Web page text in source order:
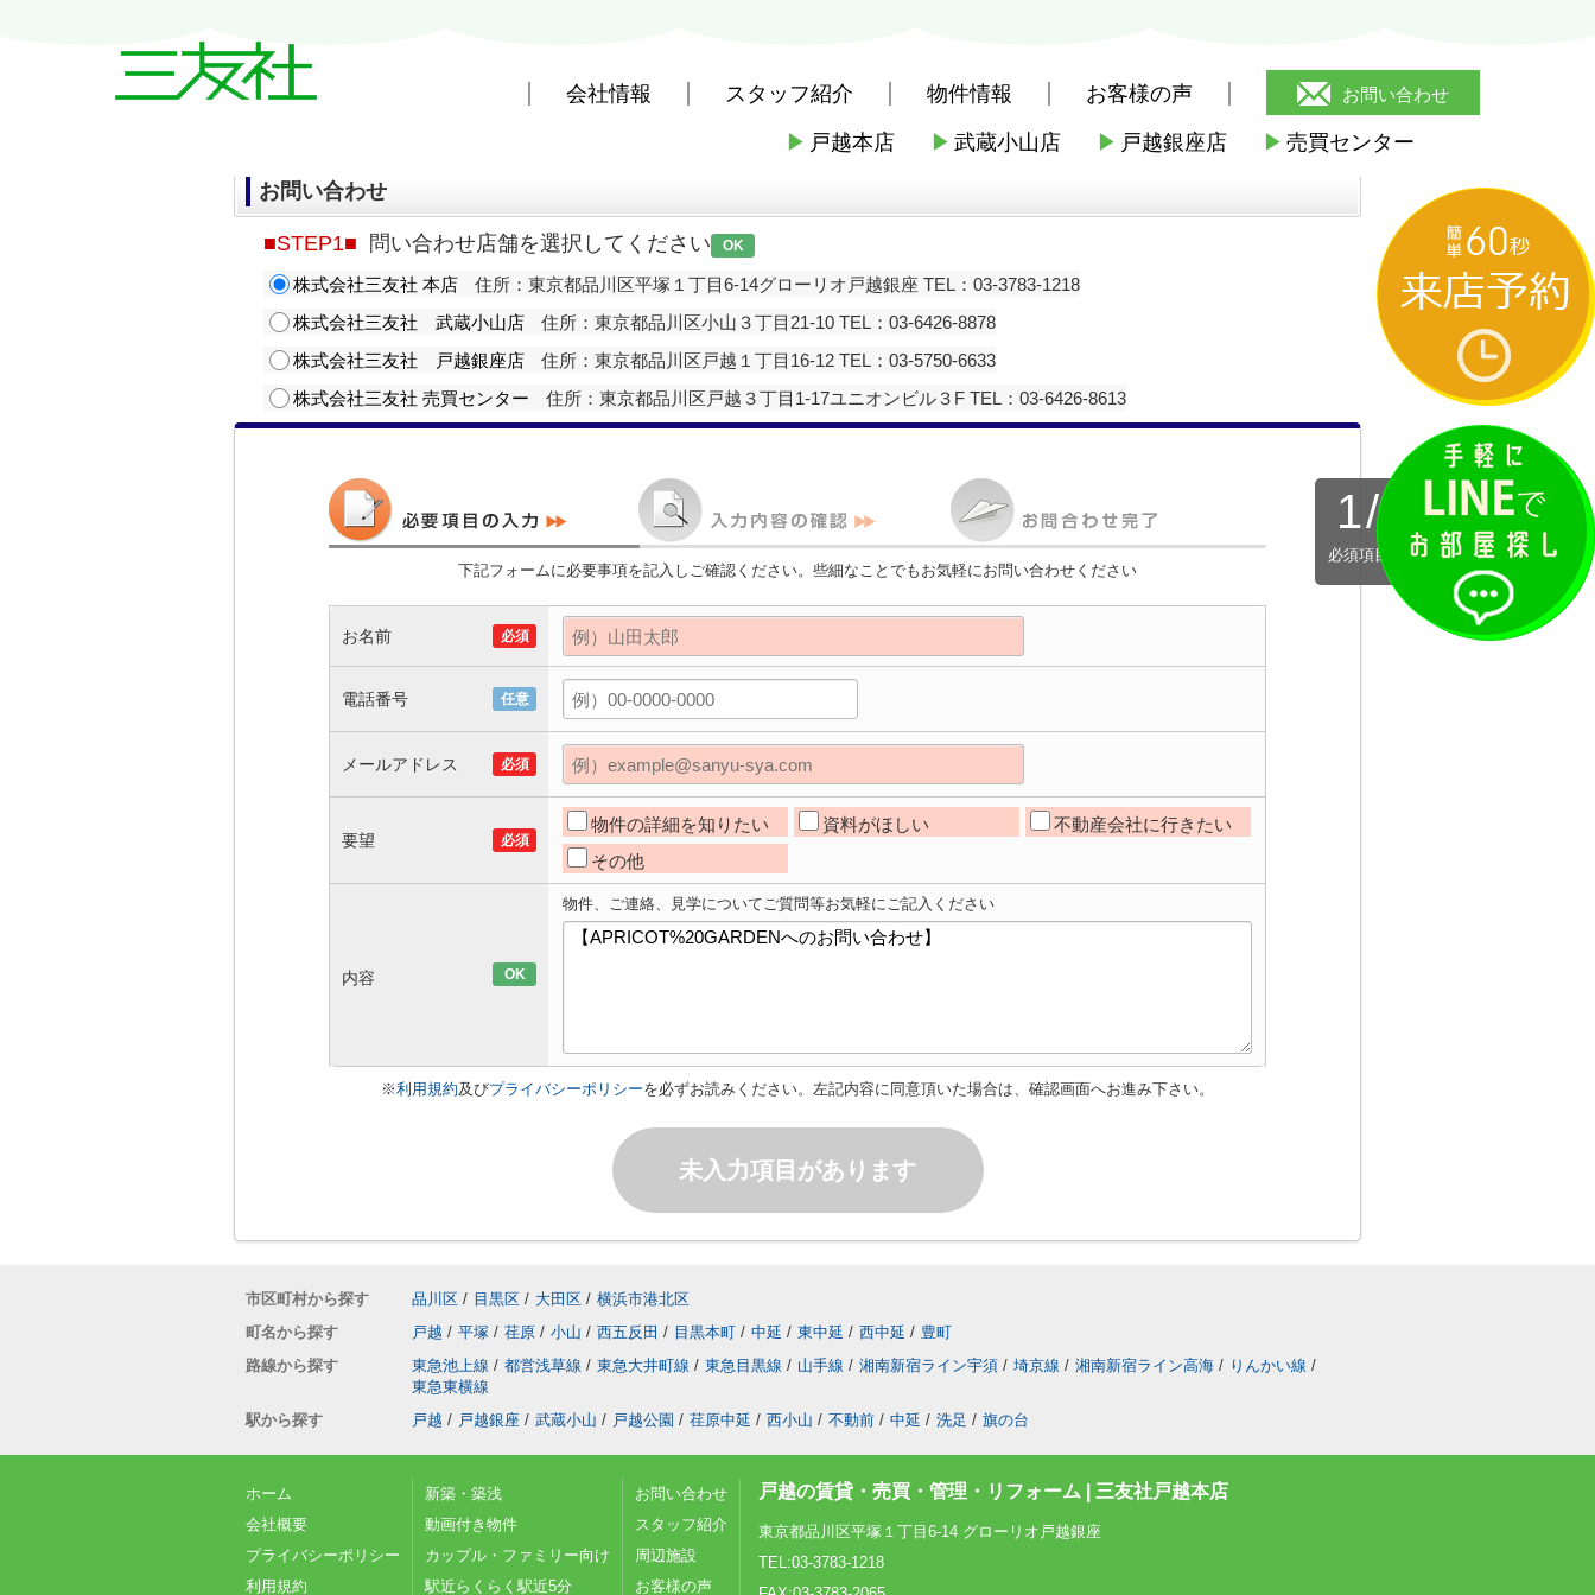
会社情報 スタッフ紹介 物件情報 お客様の声 お問い合わせ
▶ 戸越本店 ▶ 武蔵小山店 ▶ 戸越銀座店 ▶ 売買センター
お問い合わせ
■STEP1■ 問い合わせ店舗を選択してください OK
株式会社三友社 本店
住所：東京都品川区平塚１丁目6-14グローリオ戸越銀座 TEL：03-3783-1218
株式会社三友社 武蔵小山店
住所：東京都品川区小山３丁目21-10 TEL：03-6426-8878
株式会社三友社 戸越銀座店
住所：東京都品川区戸越１丁目16-12 TEL：03-5750-6633
株式会社三友社 売買センター
住所：東京都品川区戸越３丁目1-17ユニオンビル３F TEL：03-6426-8613
1/4
必須項目完了
下記フォームに必要事項を記入しご確認ください。些細なことでもお気軽にお問い合わせください
お名前 必須
電話番号 任意
メールアドレス 必須
要望 必須
物件の詳細を知りたい 資料がほしい
不動産会社に行きたい
その他
内容 OK
物件、ご連絡、見学についてご質問等お気軽にご記入ください
※利用規約及びプライバシーポリシーを必ずお読みください。左記内容に同意頂いた場合は、確認画面へお進み下さい。
未入力項目があります
市区町村から探す 品川区 / 目黒区 / 大田区 / 横浜市港北区
町名から探す
戸越 / 平塚 / 荏原 / 小山 / 西五反田 / 目黒本町 / 中延 / 東中延 / 西中延 / 豊町
路線から探す
東急池上線 / 都営浅草線 / 東急大井町線 / 東急目黒線 / 山手線 / 湘南新宿ライン宇須 / 埼京線 / 湘南新宿ライン高海 / りんかい線 /
東急東横線
駅から探す
戸越 / 戸越銀座 / 武蔵小山 / 戸越公園 / 荏原中延 / 西小山 / 不動前 / 中延 / 洗足 / 旗の台
ホーム
会社概要
プライバシーポリシー
利用規約
新築・築浅
動画付き物件
カップル・ファミリー向け
駅近らくらく駅近5分
お問い合わせ
スタッフ紹介
周辺施設
お客様の声
戸越の賃貸・売買・管理・リフォーム | 三友社戸越本店
東京都品川区平塚１丁目6-14 グローリオ戸越銀座
TEL:03-3783-1218